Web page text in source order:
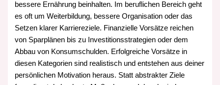
bessere Ernährung beinhalten. Im beruflichen Bereich geht
es oft um Weiterbildung, bessere Organisation oder das
Setzen klarer Karriereziele. Finanzielle Vorsätze reichen
von Sparplänen bis zu Investitionsstrategien oder dem
Abbau von Konsumschulden. Erfolgreiche Vorsätze in
diesen Kategorien sind realistisch und entstehen aus deiner
persönlichen Motivation heraus. Statt abstrakter Ziele